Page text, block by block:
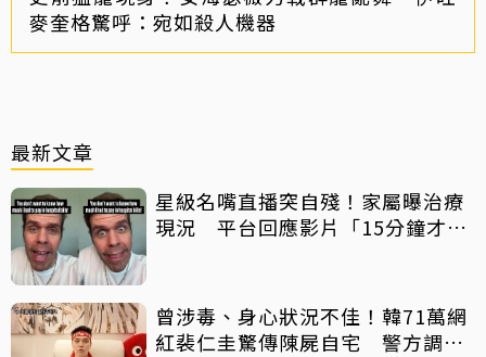
麥奎格驚呼：宛如殺人機器
最新文章
星級名嘴直播突自殘！家屬曝治療
現況 平台回應影片「15分鐘才下
曾涉毒、身心狀況不佳！韓71萬網
紅裴仁圭驚傳陳屍自宅 警方調查